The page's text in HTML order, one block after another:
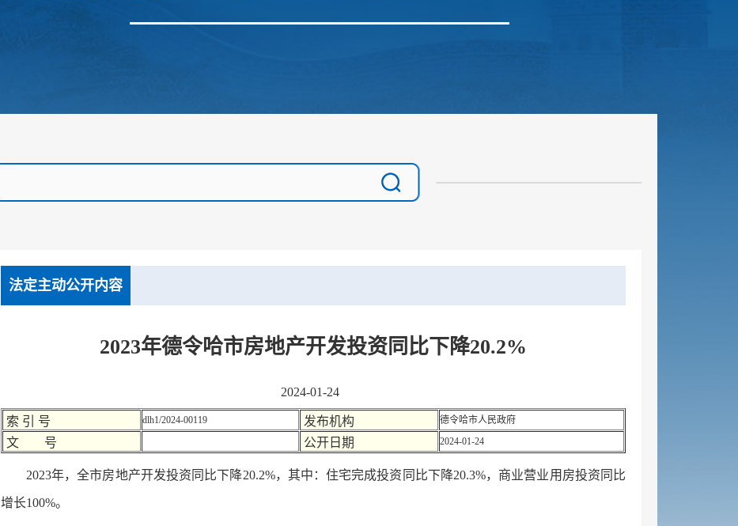
法定主动公开内容
2023年德令哈市房地产开发投资同比下降20.2%
2024-01-24
索 引 号 dlh1/2024-00119 发布机构 德令哈市人民政府
文 号 公开日期 2024-01-24
2023年，全市房地产开发投资同比下降20.2%，其中：住宅完成投资同比下降20.3%，商业营业用房投资同比
增长100%。